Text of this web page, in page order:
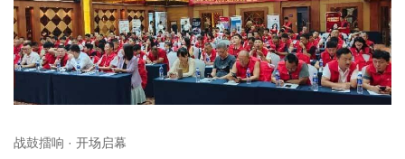
战鼓擂响 · 开场启幕